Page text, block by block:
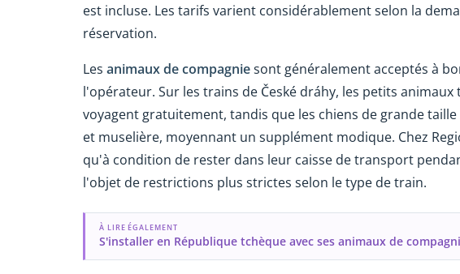
est incluse. Les tarifs varient considérablement selon la
réservation.
Les animaux de compagniesont généralement acceptés à
l'opérateur. Sur les trains de České dráhy, les petits
voyagent gratuitement, tandis que les chiens de grande
et muselière, moyennant un supplément modique. Chez
qu'à condition de rester dans leur caisse de transport
l'objet de restrictions plus strictes selon le type de train.
À LIRE ÉGALEMENT
S'installer en République tchèque avec ses animaux de